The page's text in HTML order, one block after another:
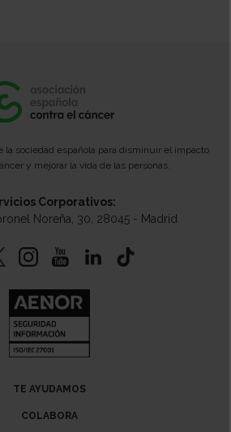
la sociedad española para disminuir el impacto
y mejorar la vida de las personas.
Corporativos:
Noreña, 30, 28045 - Madrid
TE AYUDAMOS
COLABORA